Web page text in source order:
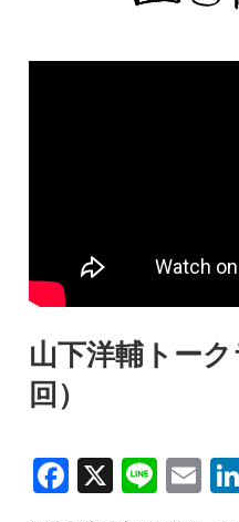
山下洋輔トー
回）
F
a
X Li
n
E
m